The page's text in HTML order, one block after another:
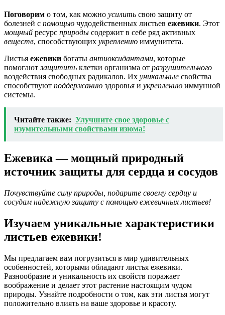
Поговорим о том, как можно усилить свою защиту от
болезней с помощью чудодейственных листьев ежевики. Этот
мощный ресурс природы содержит в себе ряд активных
веществ, способствующих укреплению иммунитета.
Листья ежевики богаты антиоксидантами, которые
помогаютзащитить клетки организма от разрушительного
воздействия свободных радикалов. Их уникальные свойства
способствуют поддержанию здоровья и укреплению иммунной
системы.
Читайте также: Улучшите свое здоровье с
изумительными свойствами изюма!
Ежевика — мощный природный
источник защиты для сердца и сосудов
Почувствуйте силу природы, подарите своему сердцу и
сосудам надежную защиту с помощью ежевичных листьев!
Изучаем уникальные характеристики
листьев ежевики!
Мы предлагаем вам погрузиться в мир удивительных
особенностей, которыми обладают листья ежевики.
Разнообразие и уникальность их свойств поражает
воображение и делает этот растение настоящим чудом
природы. Узнайте подробности о том, как эти листья могут
положительно влиять на ваше здоровье и красоту.